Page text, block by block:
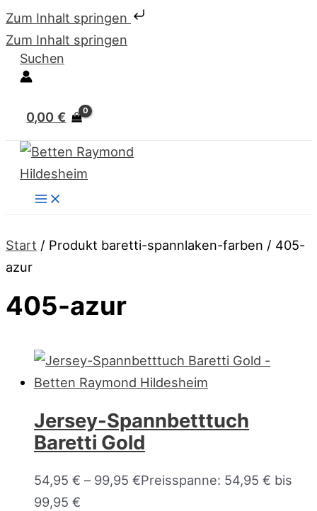
Zum Inhalt springen
Zum Inhalt springen
Suchen
0,00€
Start / Produkt baretti-spannlaken-farben / 405-
azur
405-azur
Jersey-Spannbetttuch
Baretti Gold
54,95 € – 99,95 €Preisspanne: 54,95 € bis
99,95 €